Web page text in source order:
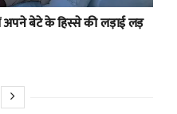
बेटे के हिस्से की लड़ाई लड़